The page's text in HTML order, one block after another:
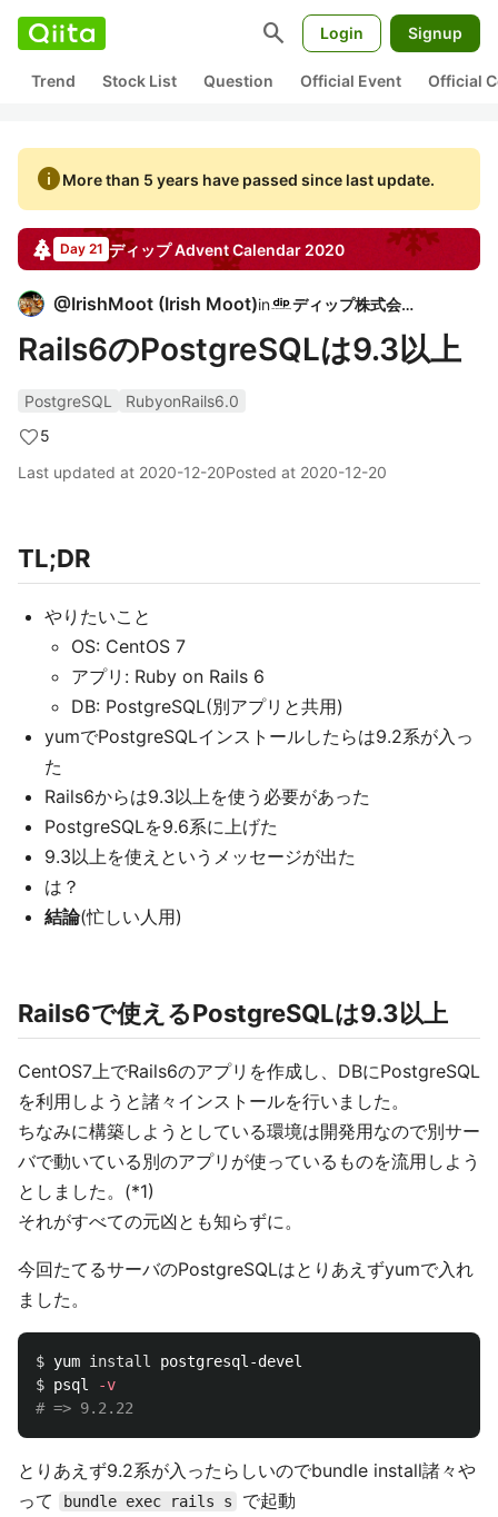
search Login Signup
Trend Stock List Question Official Event Official
infoMore than 5 years have passed since last update.
Day 21 ディップAdvent Calendar 2020
@IrishMoot (Irish Moot)in ディップ株式会社
Rails6のPostgreSQLは9.3以上
PostgreSQL
RubyonRails6.0
5
Last updated at 2020-12-20Posted at 2020-12-20
TL;DR
やりたいこと
OS: CentOS 7
アプリ: Ruby on Rails 6
DB: PostgreSQL(別アプリと共用)
yumでPostgreSQLインストールしたらは9.2系が入っ
た
Rails6からは9.3以上を使う必要があった
PostgreSQLを9.6系に上げた
9.3以上を使えというメッセージが出た
は？
結論(忙しい人用)
Rails6で使えるPostgreSQLは9.3以上
CentOS7上でRails6のアプリを作成し、DBにPostgreSQL
を利用しようと諸々インストールを行いました。
ちなみに構築しようとしている環境は開発用なので別サー
バで動いている別のアプリが使っているものを流用しよう
としました。(*1)
それがすべての元凶とも知らずに。
今回たてるサーバのPostgreSQLはとりあえずyumで入れ
ました。
$ yum install
$ psql
-v
# => 9.2.22
とりあえず9.2系が入ったらしいのでbundle install諸々や
って
bundle exec rails s で起動